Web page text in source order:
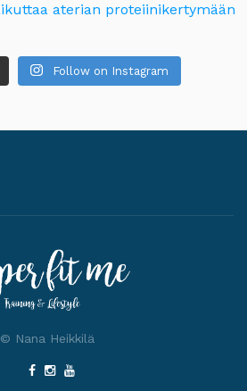
Follow on Instagram
© Nana Heikkilä